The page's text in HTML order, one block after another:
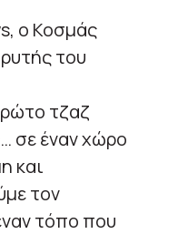
ο Κοσμάς
του
τζαζ
σε έναν χώρο
και
τον
τόπο που